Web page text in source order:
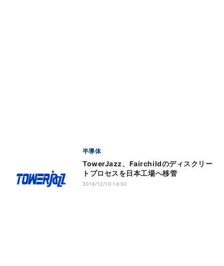
半導体
TowerJazz、Fairchildのディスクリー
トプロセスを日本工場へ移管
2014/12/10 14:50